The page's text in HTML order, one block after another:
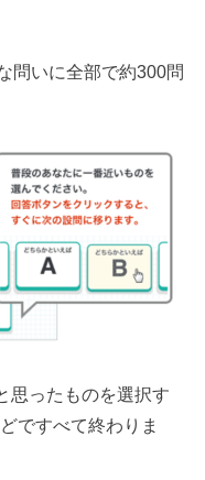
問いに全部で約300問
思ったものを選択す
ですべて終わりま